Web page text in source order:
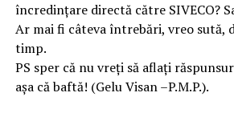
încredințare directă către SIVECO?
Ar mai fi câteva întrebări, vreo sută,
timp.
PS sper că nu vreți să aflați
așa că baftă! (Gelu Visan –P.M.P.).